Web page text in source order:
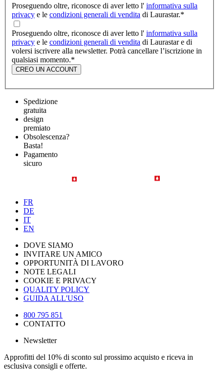
Proseguendo oltre, riconosce di aver letto l' informativa sulla
privacy e le condizioni generali di vendita di Laurastar.*
Proseguendo oltre, riconosce di aver letto l' informativa sulla
privacy e le condizioni generali di vendita di Laurastar e di
volersi iscrivere alla newsletter. Potrà cancellare l’iscrizione in
qualsiasi momento.*
CREO UN ACCOUNT
Spedizione
gratuita
design
premiato
Obsolescenza?
Basta!
Pagamento
sicuro
FR
DE
IT
EN
DOVE SIAMO
INVITARE UN AMICO
OPPORTUNITÀ DI LAVORO
NOTE LEGALI
COOKIE E PRIVACY
QUALITY POLICY
GUIDA ALL'USO
800 795 851
CONTATTO
Newsletter
Approfitti del 10% di sconto sul prossimo acquisto e riceva in
esclusiva consigli e offerte.